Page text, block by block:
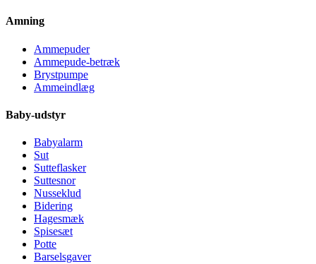
Amning
Ammepuder
Ammepude-betræk
Brystpumpe
Ammeindlæg
Baby-udstyr
Babyalarm
Sut
Sutteflasker
Suttesnor
Nusseklud
Bidering
Hagesmæk
Spisesæt
Potte
Barselsgaver